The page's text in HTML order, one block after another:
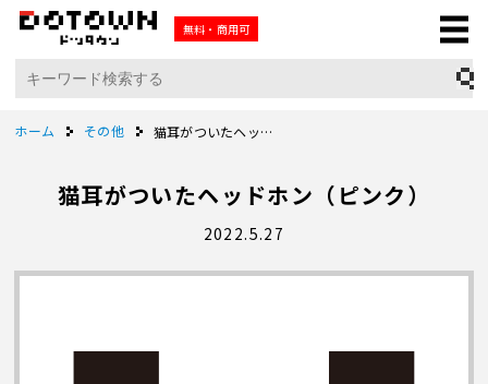
無料・商用可
ホーム その他 猫耳がついたヘッドホン（ピンク）
猫耳がついたヘッドホン（ピンク）
2022.5.27